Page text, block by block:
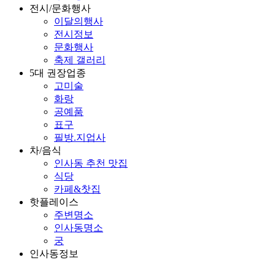
전시/문화행사
이달의행사
전시정보
문화행사
축제 갤러리
5대 권장업종
고미술
화랑
공예품
표구
필방.지업사
차/음식
인사동 추천 맛집
식당
카페&찻집
핫플레이스
주변명소
인사동명소
궁
인사동정보